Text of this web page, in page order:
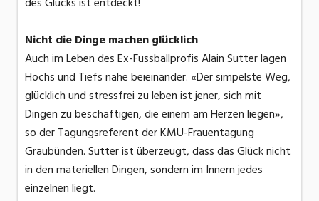
Nicht die Dinge machen glücklich
Auch im Leben des Ex-Fussballprofis Alain Sutter lagen
Hochs und Tiefs nahe beieinander. «Der simpelste Weg,
glücklich und stressfrei zu leben ist jener, sich mit
Dingen zu beschäftigen, die einem am Herzen liegen»,
so der Tagungsreferent der KMU-Frauentagung
Graubünden. Sutter ist überzeugt, dass das Glück nicht
in den materiellen Dingen, sondern im Innern jedes
einzelnen liegt.